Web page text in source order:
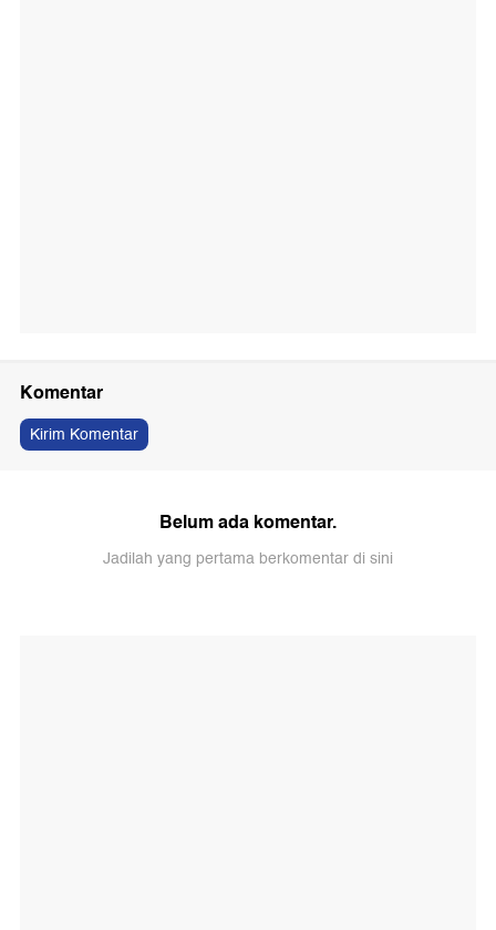
Komentar
Kirim Komentar
Belum ada komentar.
Jadilah yang pertama berkomentar di sini